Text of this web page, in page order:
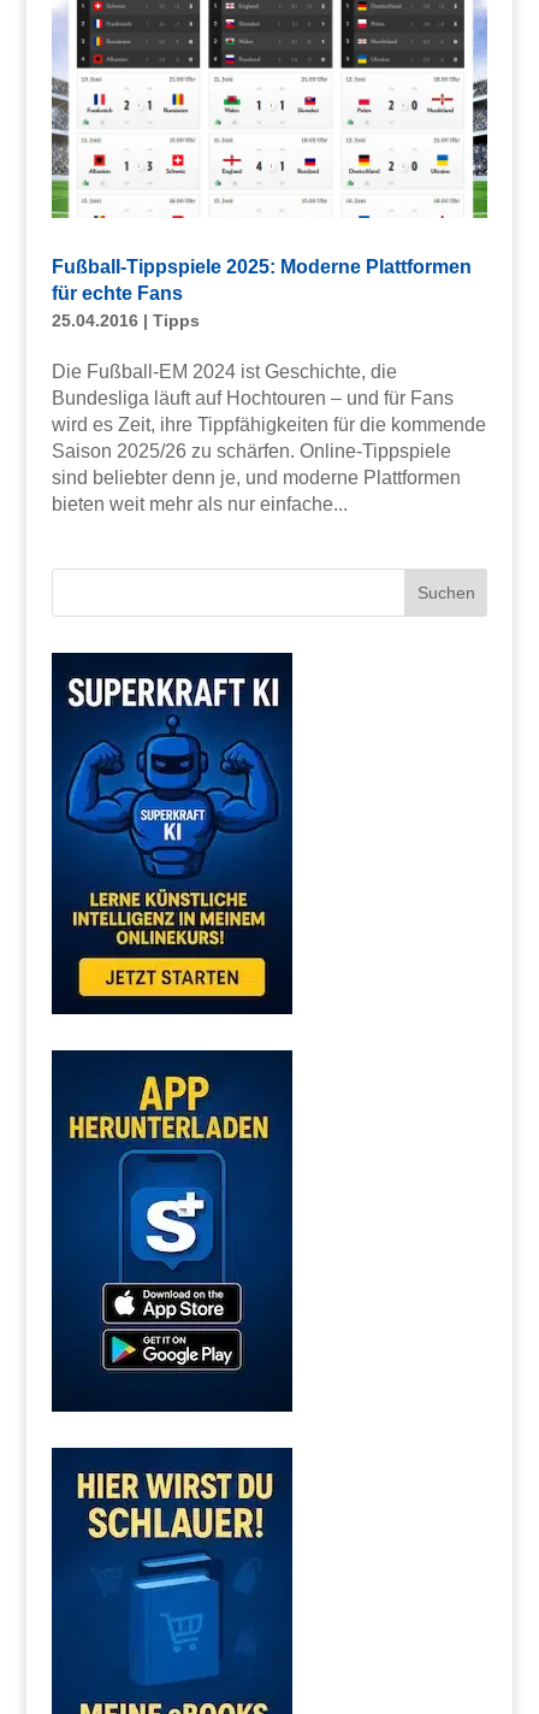
Fußball-Tippspiele 2025: Moderne Plattformen
für echte Fans
25.04.2016| Tipps
Die Fußball-EM 2024 ist Geschichte, die
Bundesliga läuft auf Hochtouren – und für Fans
wird es Zeit, ihre Tippfähigkeiten für die kommende
Saison 2025/26 zu schärfen. Online-Tippspiele
sind beliebter denn je, und moderne Plattformen
bieten weit mehr als nur einfache...